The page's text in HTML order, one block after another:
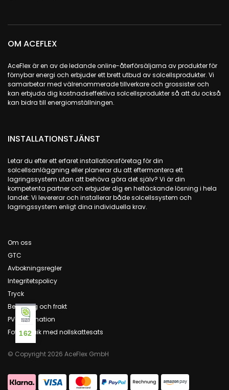
OM ACEFLEX
AceFlex är en av de ledande online-återförsäljarna av produkter för
förnybar energi och erbjuder ett brett utbud av solcellsprodukter. Vi
samarbetar med välrenommerade tillverkare och grossister och
kan erbjuda dig kostnadseffektiva solcellsprodukter så att du också
kan bidra till energiomställningen.
INSTALLATIONSTJÄNST
Letar du efter ett erfaret installationsföretag för din
solcellsanläggning eller planerar du att eftermontera ett
lagringssystem utan att behöva göra det själv? Vi är din
kompetenta partner och erbjuder dig en heltäckande lösning i hela
landet: Vi levererar och installerar både solcellssystem och
lagringssystem enligt dina individuella krav.
Om oss
GTC
Avbokningsregler
Integritetspolicy
Tryck
Betalning och frakt
PV-information
Fotovoltaik med nollskattesats
© Copyright 2026 AceFlex GmbH
162